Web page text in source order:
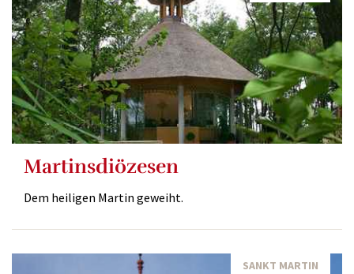
Martinsdiözesen
Dem heiligen Martin geweiht.
SANKT MARTIN